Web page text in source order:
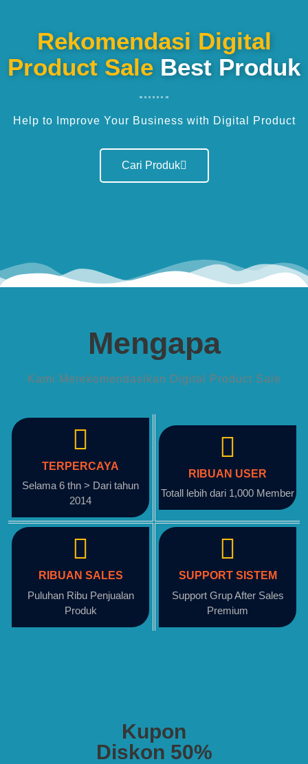
Rekomendasi Digital
Product Sale Best Produk
Help to Improve Your Business with Digital Product
Cari Produk
Mengapa
Kami Merekomendasikan Digital Product Sale
TERPERCAYA
Selama 6 thn > Dari tahun
2014
RIBUAN USER
Totall lebih dari 1,000 Member
RIBUAN SALES
Puluhan Ribu Penjualan
Produk
SUPPORT SISTEM
Support Grup After Sales
Premium
Kupon
Diskon 50%